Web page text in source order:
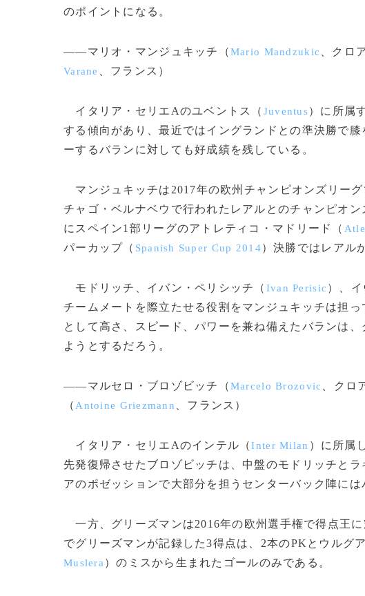
のポイントになる。
――マリオ・マンジュキッチ（Mario Mandzukic 、クロ
Varane
、フランス）
イタリア・セリエAのユベントス（ Juventus）に所属
する傾向があり、最近ではイングランドとの準決勝で
ーするバランに対しても好成績を残している。
マンジュキッチは2017年の欧州チャンピオンズリー
チャゴ・ベルナベウで行われたレアルとのチャンピオ
にスペイン1部リーグのアトレティコ・マドリード（
パーカップ（ Spanish Super Cup 2014）決勝ではレアル
モドリッチ、イバン・ペリシッチ（ Ivan Perisic ）、
チームメートを際立たせる役割をマンジュキッチは担
として高さ、スピード、パワーを兼ね備えたバランは
ようとするだろう。
――マルセロ・ブロゾビッチ（Marcelo Brozovic
、クロ
（ Antoine Griezmann 、フランス）
イタリア・セリエAのインテル（Inter Milan ）に所属
先発復帰させたブロゾビッチは、中盤のモドリッチと
アのポゼッションで大部分を担うセンターバック陣には
一方、グリーズマンは2016年の欧州選手権で得点王
でグリーズマンが記録した3得点は、2本のPKとウルグ
Muslera ）のミスから生まれたゴールのみである。